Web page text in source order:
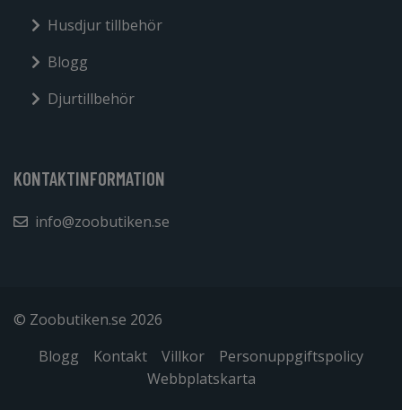
Husdjur tillbehör
Blogg
Djurtillbehör
KONTAKTINFORMATION
info@zoobutiken.se
© Zoobutiken.se 2026
Blogg
Kontakt Villkor
Personuppgiftspolicy
Webbplatskarta